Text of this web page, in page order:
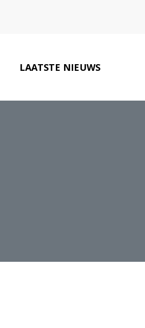
LAATSTE NIEUWS